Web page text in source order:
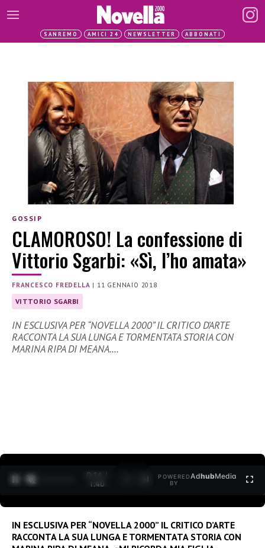
SANREMO AMICI 24 NEWSLETTER ABBONATI
GOSSIP
CLAMOROSO! La confessione di
Vittorio Sgarbi: «Sì, l’ho amata»
FRANCESCO FREDELLA | 11 GENNAIO 2018
VITTORIO SGARBI
IN ESCLUSIVA PER “NOVELLA 2000” IL CRITICO D’ARTE
RACCONTA LA SUA LUNGA E TORMENTATA STORIA CON
MARINA RIPA DI MEANA.…
0:16 /
1:40
POWERED
BY
AdhubMedia
IN ESCLUSIVA PER “NOVELLA 2000” IL CRITICO D’ARTE
RACCONTA LA SUA LUNGA E TORMENTATA STORIA CON